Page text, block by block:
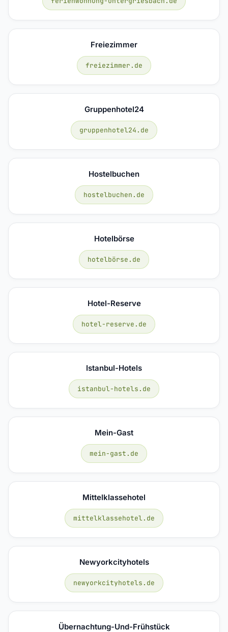
Freiezimmer
freiezimmer.de
Gruppenhotel24
gruppenhotel24.de
Hostelbuchen
hostelbuchen.de
Hotelbörse
hotelbörse.de
Hotel-Reserve
hotel-reserve.de
Istanbul-Hotels
istanbul-hotels.de
Mein-Gast
mein-gast.de
Mittelklassehotel
mittelklassehotel.de
Newyorkcityhotels
newyorkcityhotels.de
Übernachtung-Und-Frühstück